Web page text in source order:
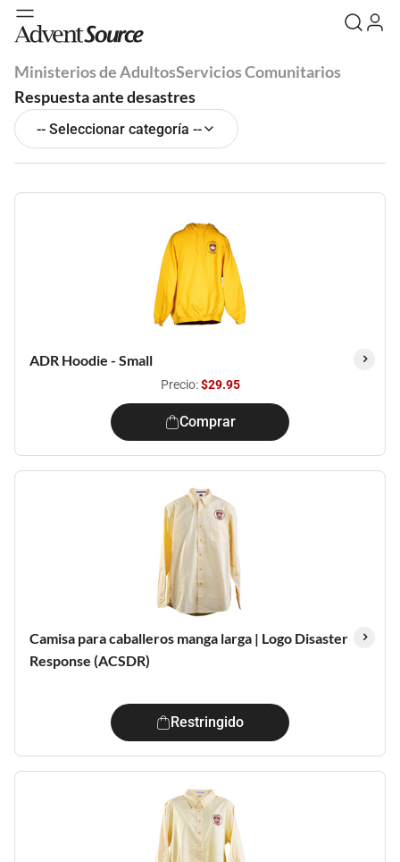
Ministerios de AdultosServicios Comunitarios
Respuesta ante desastres
-- Seleccionar categoría --
ADR Hoodie - Small
Precio:$29.95
Comprar
Camisa para caballeros manga larga | Logo Disaster
Response (ACSDR)
Restringido